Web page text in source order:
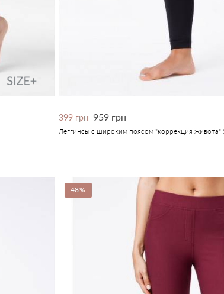
399 грн 959 грн
Леггинсы с широким поясом "коррекция живота"
48%